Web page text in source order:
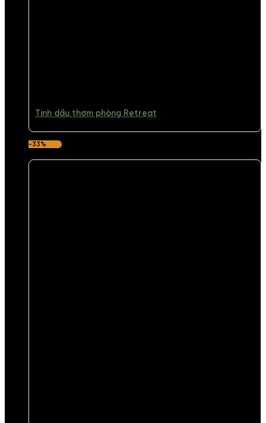
Tinh dầu thơm phòng Retreat
-33%